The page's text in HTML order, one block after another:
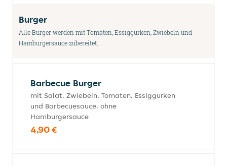
Burger
Alle Burger werden mit Tomaten, Essiggurken, Zwiebeln und
Hamburgersauce zubereitet.
Barbecue Burger
mit Salat, Zwiebeln, Tomaten, Essiggurken
und Barbecuesauce, ohne
Hamburgersauce
4,90 €